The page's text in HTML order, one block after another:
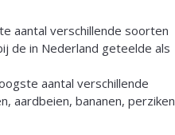
aantal verschillende soorten
de in Nederland geteelde als
aantal verschillende
aardbeien, bananen, perziken